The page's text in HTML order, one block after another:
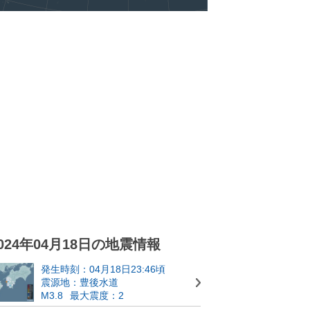
年04月18日の地震情報
発生時刻：04月18日23:46頃
震源地：豊後水道
M3.8
最大震度：2